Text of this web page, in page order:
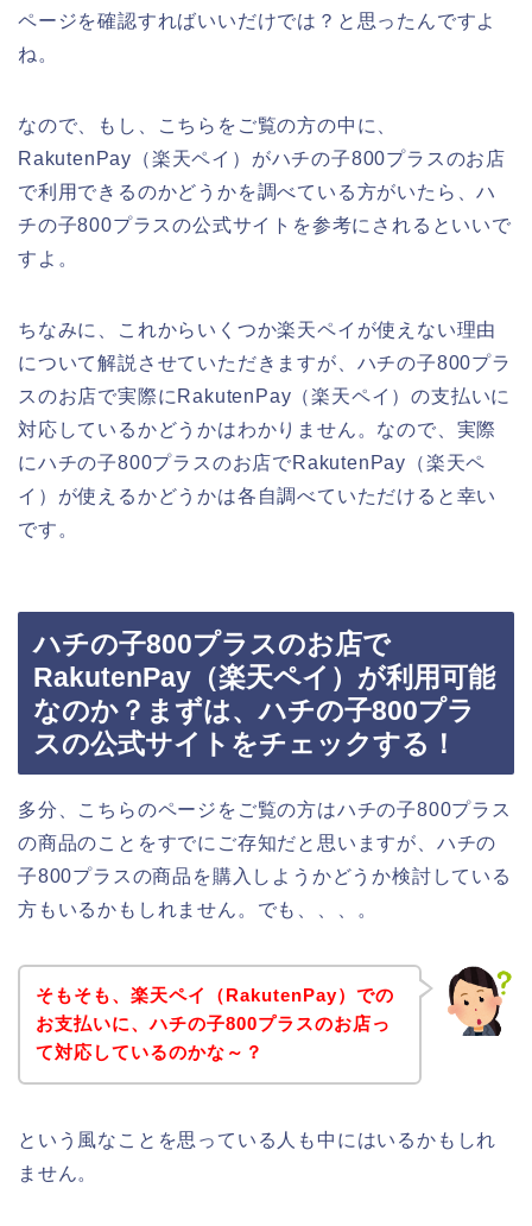
ページを確認すればいいだけでは？と思ったんですよ
ね。
なので、もし、こちらをご覧の方の中に、
RakutenPay（楽天ペイ）がハチの子800プラスのお店
で利用できるのかどうかを調べている方がいたら、ハ
チの子800プラスの公式サイトを参考にされるといいで
すよ。
ちなみに、これからいくつか楽天ペイが使えない理由
について解説させていただきますが、ハチの子800プラ
スのお店で実際にRakutenPay（楽天ペイ）の支払いに
対応しているかどうかはわかりません。なので、実際
にハチの子800プラスのお店でRakutenPay（楽天ペ
イ）が使えるかどうかは各自調べていただけると幸い
です。
ハチの子800プラスのお店で
RakutenPay（楽天ペイ）が利用可能
なのか？まずは、ハチの子800プラ
スの公式サイトをチェックする！
多分、こちらのページをご覧の方はハチの子800プラス
の商品のことをすでにご存知だと思いますが、ハチの
子800プラスの商品を購入しようかどうか検討している
方もいるかもしれません。でも、、、。
そもそも、楽天ペイ（RakutenPay）での
お支払いに、ハチの子800プラスのお店っ
て対応しているのかな～？
という風なことを思っている人も中にはいるかもしれ
ません。